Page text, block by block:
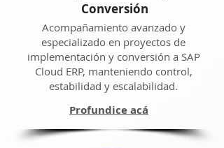
Conversión
Acompañamiento avanzado y
especializado en proyectos de
implementación y conversión a SAP
Cloud ERP, manteniendo control,
estabilidad y escalabilidad.
Profundice acá